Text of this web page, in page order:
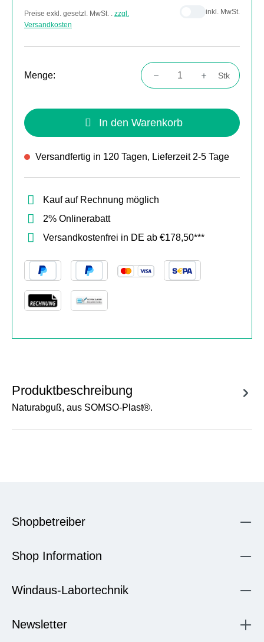
Preise exkl. gesetzl. MwSt. . zzgl.
Versandkosten
inkl. MwSt.
Menge:
Produkt Anzahl: Gib den gewünschten
Stk
In den Warenkorb
Versandfertig in 120 Tagen, Lieferzeit 2-5 Tage
Kauf auf Rechnung möglich
2% Onlinerabatt
Versandkostenfrei in DE ab €178,50***
Produktbeschreibung
Naturabguß, aus SOMSO-Plast®.
Shopbetreiber
Shop Information
Windaus-Labortechnik
Newsletter